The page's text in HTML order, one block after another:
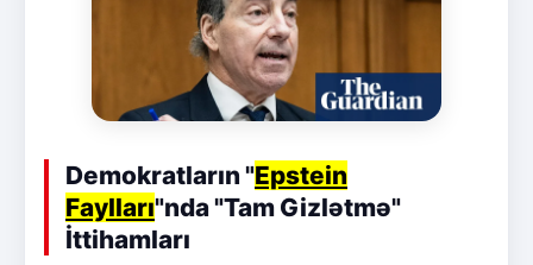
Demokratların "Epstein
Faylları"nda "Tam Gizlətmə"
İttihamları